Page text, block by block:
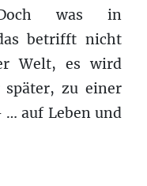
was in
betrifft nicht
Welt, es wird
zu einer
… auf Leben und